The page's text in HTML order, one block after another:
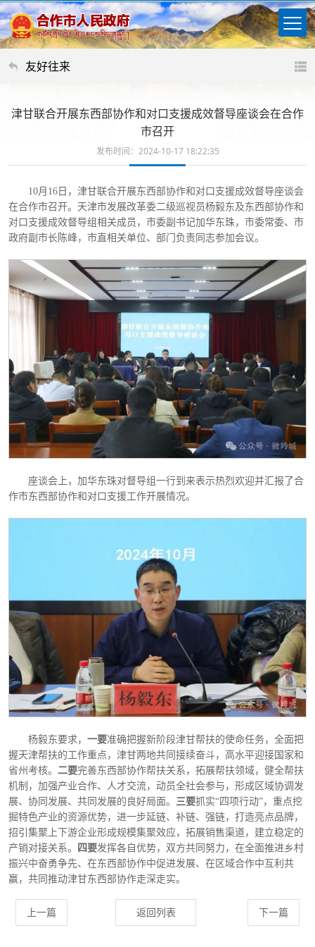
友好往来
津甘联合开展东西部协作和对口支援成效督导座谈会在合作
市召开
发布时间：2024-10-17 18:22:35
10月16日，津甘联合开展东西部协作和对口支援成效督导座谈会
在合作市召开。天津市发展改革委二级巡视员杨毅东及东西部协作和
对口支援成效督导组相关成员，市委副书记加华东珠，市委常委、市
政府副市长陈峰，市直相关单位、部门负责同志参加会议。
座谈会上，加华东珠对督导组一行到来表示热烈欢迎并汇报了合
作市东西部协作和对口支援工作开展情况。
杨毅东要求， 一要准确把握新阶段津甘帮扶的使命任务，全面把
握天津帮扶的工作重点，津甘两地共同接续奋斗，高水平迎接国家和
省州考核。 二要完善东西部协作帮扶关系，拓展帮扶领域，健全帮扶
机制，加强产业合作、人才交流，动员全社会参与，形成区域协调发
展、协同发展、共同发展的良好局面。 三要抓实“四项行动”，重点挖
掘特色产业的资源优势，进一步延链、补链、强链，打造亮点品牌，
招引集聚上下游企业形成规模集聚效应，拓展销售渠道，建立稳定的
产销对接关系。
四要发挥各自优势，双方共同努力，在全面推进乡村
振兴中奋勇争先、在东西部协作中促进发展、在区域合作中互利共
赢，共同推动津甘东西部协作走深走实。
上一篇 返回列表 下一篇